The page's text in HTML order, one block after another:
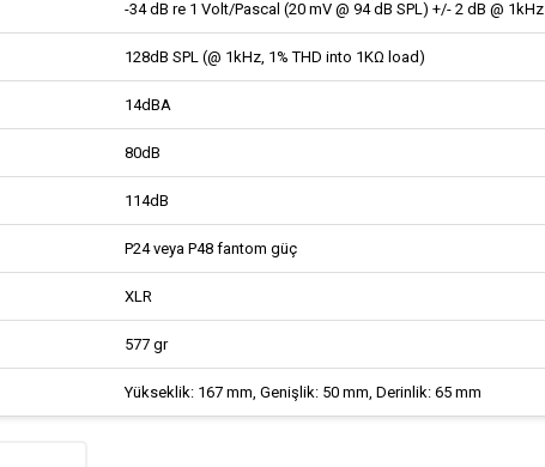
-34 dB re 1 Volt/Pascal (20 mV @ 94 dB SPL) +/- 2 dB @ 1kHz
128dB SPL (@ 1kHz, 1% THD into 1KΩ load)
14dBA
80dB
114dB
P24 veya P48 fantom güç
XLR
577 gr
Yükseklik: 167 mm, Genişlik: 50 mm, Derinlik: 65 mm